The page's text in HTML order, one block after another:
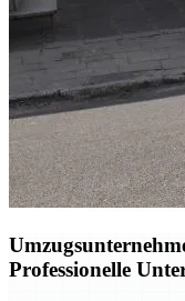
Professionelle